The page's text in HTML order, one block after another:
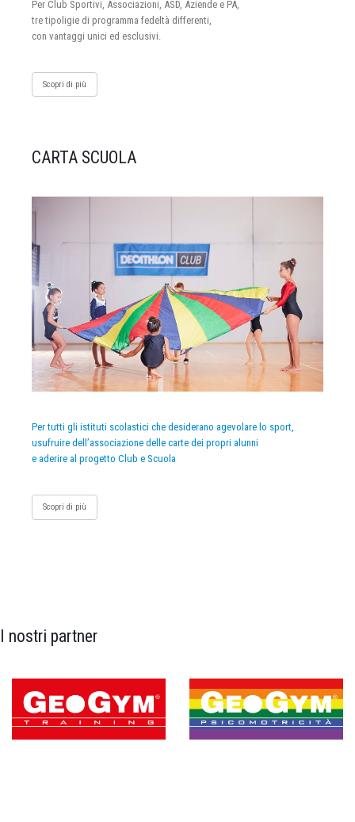
Per Club Sportivi, Associazioni, ASD, Aziende e PA,
tre tipoligie di programma fedeltà differenti,
con vantaggi unici ed esclusivi.
Scopri di più
CARTA SCUOLA
Per tutti gli istituti scolastici che desiderano agevolare lo sport,
usufruire dell’associazione delle carte dei propri alunni
e aderire al progetto Club e Scuola
Scopri di più
I nostri partner